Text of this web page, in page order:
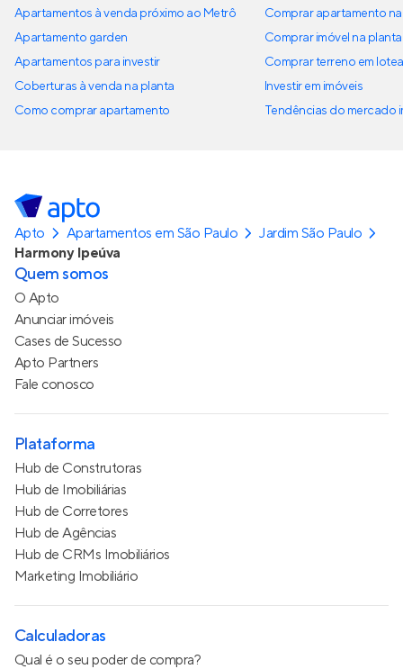
Apartamentos à venda próximo ao Metrô
Apartamento garden
Apartamentos para investir
Coberturas à venda na planta
Como comprar apartamento
Comprar apartamento
Comprar imóvel na planta
Comprar terreno em
Investir em imóveis
Tendências do mercado
Apto Apartamentos em São Paulo
Jardim São Paulo
Harmony Ipeúva
Quem somos
O Apto
Anunciar imóveis
Cases de Sucesso
Apto Partners
Fale conosco
Plataforma
Hub de Construtoras
Hub de Imobiliárias
Hub de Corretores
Hub de Agências
Hub de CRMs Imobiliários
Marketing Imobiliário
Calculadoras
Qual é o seu poder de compra?